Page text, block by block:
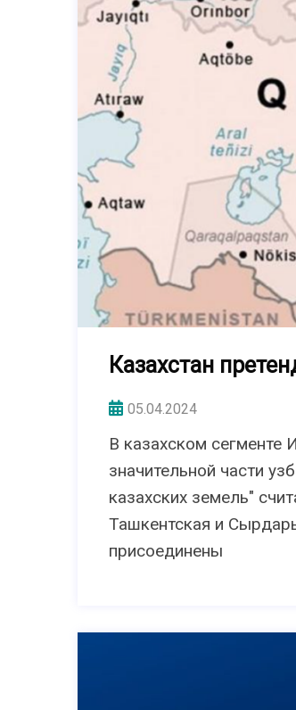
Казахстан
05.04.2024
В казахском сегменте
значительной части
казахских земель"
Ташкентская и
присоединены